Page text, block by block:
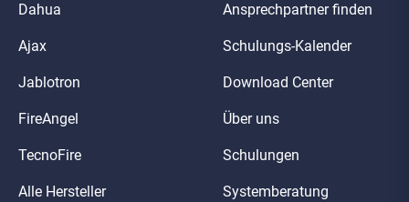
Dahua
Ajax
Jablotron
FireAngel
TecnoFire
Alle Hersteller
Ansprechpartner finden
Schulungs-Kalender
Download Center
Über uns
Schulungen
Systemberatung